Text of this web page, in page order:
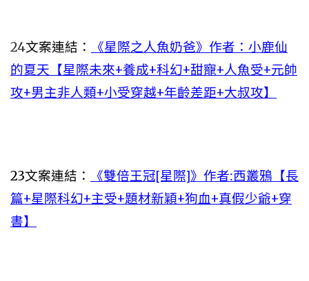
24文案連結：
《星際之人魚奶爸》作者：小鹿仙
的夏天【星際未來+養成+科幻+甜寵+人魚受+元帥
攻+男主非人類+小受穿越+年齡差距+大叔攻】
23文案連結：
《雙倍王冠[星際]》作者:西叢鴉【長
篇+星際科幻+主受+題材新穎+狗血+真假少爺+穿
書】